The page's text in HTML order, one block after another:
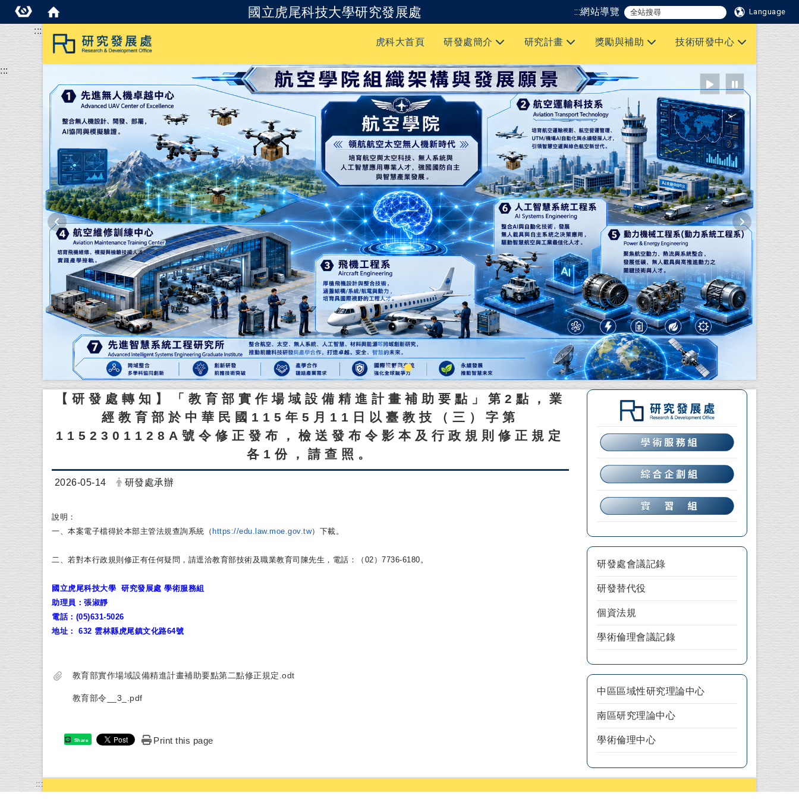
國立虎尾科技大學研究發展處 :::網站導覽 Language
跳到主要內容
:::
虎科大首頁
研發處簡介 研究計畫 獎勵與補助 技術研發中心
:::
【研發處轉知】「教育部實作場域設備精進計畫補助要點」第2點，業
經教育部於中華民國115年5月11日以臺教技（三）字第
1152301128A號令修正發布，檢送發布令影本及行政規則修正規定
各1份，請查照。
日期：
2026-05-14 發布者：
研發處承辦
說明：
一、本案電子檔得於本部主管法規查詢系統（ https://edu.law.moe.gov.tw）下載。
二、若對本行政規則修正有任何疑問， 請逕洽教育部技術及職業教育司陳先生，電話：（02）7736-6180。
國立虎尾科技大學 研究發展處 學術服務組
助理員：張淑靜
電話：(05)631-5026
地址 ： 632 雲林縣虎尾鎮文化路64號
教育部實作場域設備精進計畫補助要點第二點修正規定.odt
教育部令__3_.pdf
Share Print this page
研發處會議記錄
研發替代役
個資法規
學術倫理會議記錄
中區區域性研究理論中心
南區研究理論中心
學術倫理中心
:::